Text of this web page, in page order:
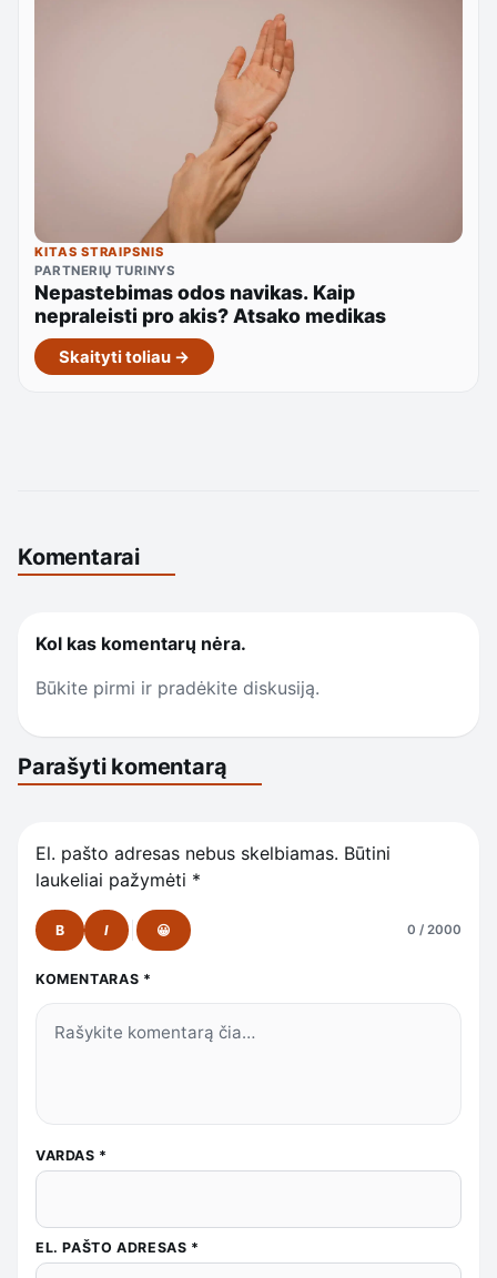
KITAS STRAIPSNIS
PARTNERIŲ TURINYS
Nepastebimas odos navikas. Kaip
nepraleisti pro akis? Atsako medikas
Skaityti toliau →
Komentarai
Kol kas komentarų nėra.
Būkite pirmi ir pradėkite diskusiją.
Parašyti komentarą
El. pašto adresas nebus skelbiamas. Būtini
laukeliai pažymėti *
B I 😀 0 / 2000
KOMENTARAS *
VARDAS *
EL. PAŠTO ADRESAS *